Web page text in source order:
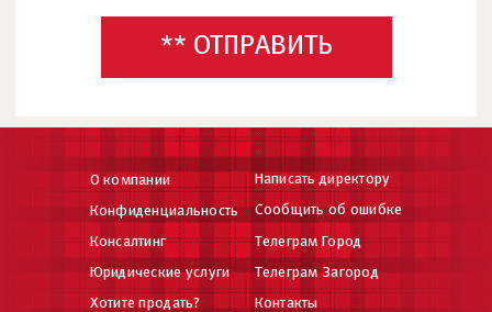
** ОТПРАВИТЬ
О компании
Конфиденциальность
Консалтинг
Юридические услуги
Хотите продать?
Написать директору
Сообщить об ошибке
Телеграм Город
Телеграм Загород
Контакты